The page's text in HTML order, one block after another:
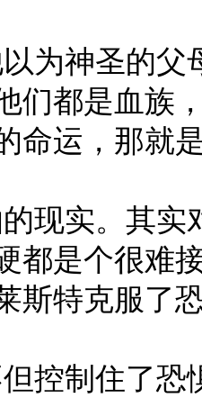
为神圣的父
们都是血族
命运，那就
现实。其实
都是个很难
斯特克服了
控制住了恐